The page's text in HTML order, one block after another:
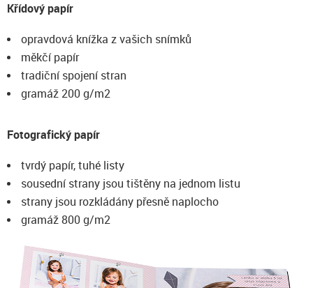
Křídový papír
opravdová knížka z vašich snímků
měkčí papír
tradiční spojení stran
gramáž 200 g/m2
Fotografický papír
tvrdý papír, tuhé listy
sousední strany jsou tištěny na jednom listu
strany jsou rozkládány přesně naplocho
gramáž 800 g/m2